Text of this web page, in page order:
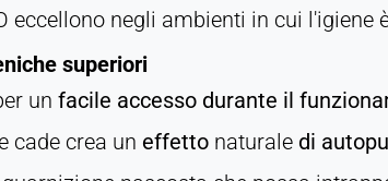
eccellono negli ambienti in cui l'igiene
superiori
un facile accesso durante il
cade crea un effetto naturale di